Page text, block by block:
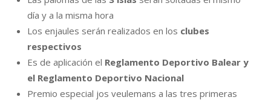
día y a la misma hora
Los enjaules serán realizados en los clubes
respectivos
Es de aplicación el Reglamento Deportivo Balear y
el Reglamento Deportivo Nacional
Premio especial jos veulemans a las tres primeras